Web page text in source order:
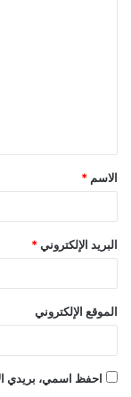
ق
*
الاسم *
البريد الإلكتروني *
الموقع الإلكتروني
احفظ اسمي، بريدي